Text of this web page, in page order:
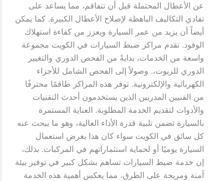
عن الأعطال المحتملة قبل أن تتفاقم، مما يساعد على
تفادي التكاليف الباهظة لإصلاح الأعطال الكبيرة. كما يمكن
أيضاً أن يزيد من عمر السيارة ويعزز من كفاءة استهلاك
الوقود. تقدم مراكز ضبط السيارات في الكويت مجموعة
واسعة من الخدمات، بدايةً من الفحص الدوري والتغيير
الدوري للزيوت،. وصولاً إلى الفحص الشامل للأجزاء
الكهربائية والإلكترونية. توفر هذه المراكز طاقمًا محترفًا
من الفنيين المدربين الذين يستخدمون أحدث التقنيات
والأدوات لتقديم الخدمة المطلوبة. العناية المستمرة
بالسيارة تضمن تلبية قدرة الأداء العالية، وهو ما يبحث عنه
كل سائق في الكويت سواء كان هذا بغرض استعمال
السيارة يوميًا أو لحماية استثماراتهم في المركبات. بذلك،
إن خدمة ضبط السيارات تساهم بشكل كبير في توفير بيئة
آمنة ومريحة على الطرق، مما يعكس أهمية هذه الخدمة